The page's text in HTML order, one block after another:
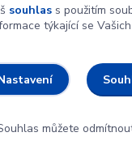
souhlass použitím
týkající se
můžete